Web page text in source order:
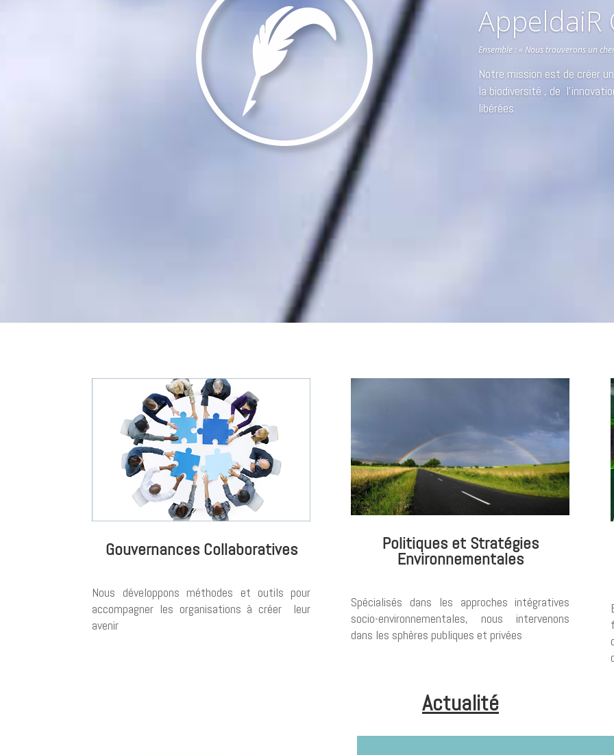
Ensemble : « Nous trouverons un
Notre mission est de créer
la biodiversité , de
libérées.
Gouvernances Collaboratives
Nous développons méthodes et outils pour
accompagner les organisations à créer leur
avenir
Politiques et Stratégies
Environnementales
Spécialisés dans les approches intégratives
socio-environnementales, nous intervenons
dans les sphères publiques et privées
Actualité